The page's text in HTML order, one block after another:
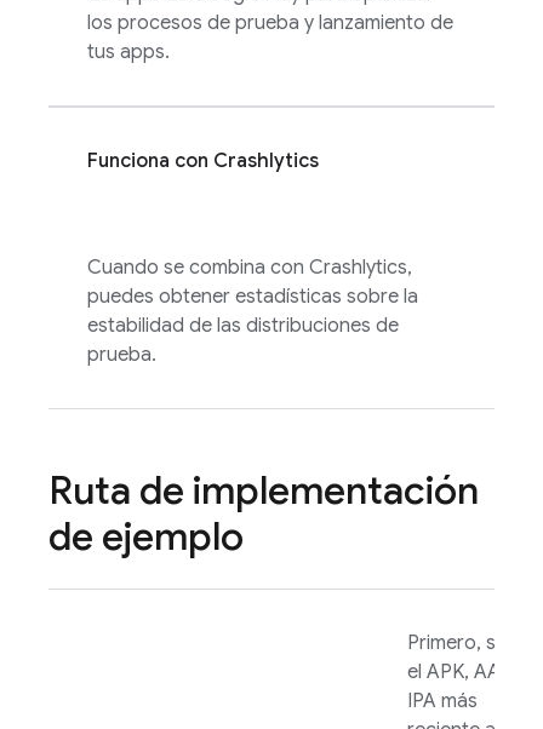
los procesos de prueba y lanzamiento de
tus apps.
Funciona con Crashlytics
Cuando se combina con Crashlytics,
puedes obtener estadísticas sobre la
estabilidad de las distribuciones de
prueba.
Ruta de implementación
de ejemplo
Primero, sube
el APK, AAB o
IPA más